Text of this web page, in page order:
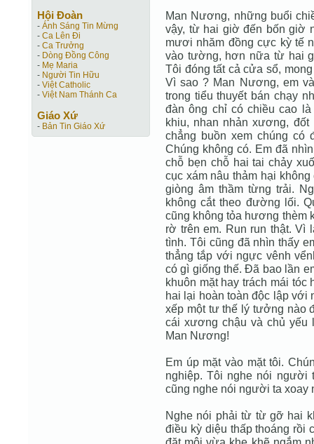
Hội Ðoàn
- Ánh Sáng Tin Mừng
- Ca Lên Đi
- Ca Trưởng
- Dòng Đồng Công
- Mẹ Maria
- Người Tin Hữu
- Việt Catholic
- Việt Nam Thánh Ca
Giáo Xứ
- Bản Tin Giáo Xứ
Man Nương, những buổi
vậy, từ hai giờ đến bốn giờ
mươi nhăm đồng cực kỳ tế
vào tường, hơn nữa từ hai
Tôi đóng tất cả cửa sổ,
Vì sao ? Man Nương, em
trong tiểu thuyết bán chạy
đàn ông chỉ có chiều cao
khiu, nhan nhản xương,
chẳng buồn xem chúng có
Chúng không có. Em đã
chỗ bẹn chỗ hai tai chảy
cục xám nâu thảm hại
giòng âm thầm từng trải.
không cắt theo đường lối.
cũng không tỏa hương thèm
rờ trên em. Run run thật. Vì
tình. Tôi cũng đã nhìn thấy
thẳng tắp với ngực vênh
có gì giống thế. Đã bao lần
khuôn mặt hay trách mái
hai lại hoàn toàn độc lập với
xếp một tư thế lý tưởng nào
cái xương chậu và chủ
Man Nương!
Em úp mặt vào mặt tôi.
nghiệp. Tôi nghe nói người
cũng nghe nói người ta xoay
Nghe nói phải từ từ gỡ hai
điều kỳ diệu thấp thoáng rồi